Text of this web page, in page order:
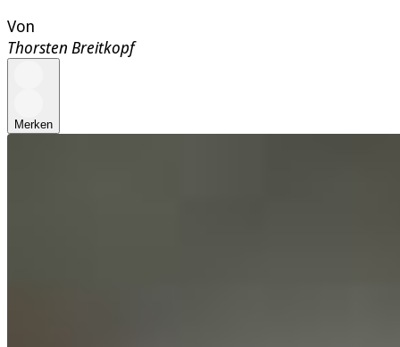
Von
Thorsten Breitkopf
Merken